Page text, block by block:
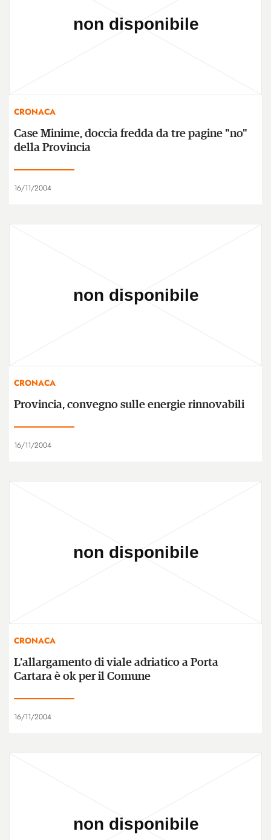
CRONACA
Case Minime, doccia fredda da tre pagine "no"
della Provincia
16/11/2004
CRONACA
Provincia, convegno sulle energie rinnovabili
16/11/2004
CRONACA
L'allargamento di viale adriatico a Porta
Cartara è ok per il Comune
16/11/2004